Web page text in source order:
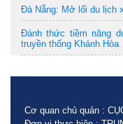
Đà Nẵng: Mở lối du lịch
Đánh thức tiềm năng
truyền thống Khánh Hòa
Cơ quan chủ quản :